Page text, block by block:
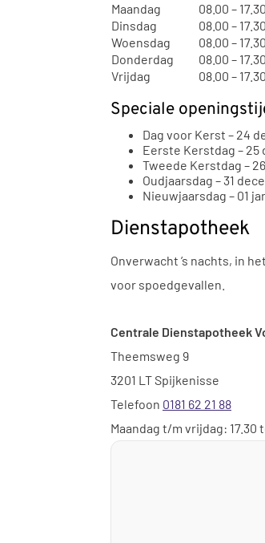
Maandag
08.00 –
Dinsdag
08.00 –
Woensdag
08.00 –
Donderdag
08.00 –
Vrijdag
08.00 –
Speciale
Dag voor Kerst – 24
Eerste Kerstdag – 25
Tweede Kerstdag –
Oudjaarsdag – 31
Nieuwjaarsdag – 01
Dienstapotheek
Onverwacht ’s nachts, in
voor spoedgevallen.
Centrale Dienstapotheek
Theemsweg 9
3201 LT Spijkenisse
Telefoon 0181 62 21 88
Maandag t/m vrijdag: